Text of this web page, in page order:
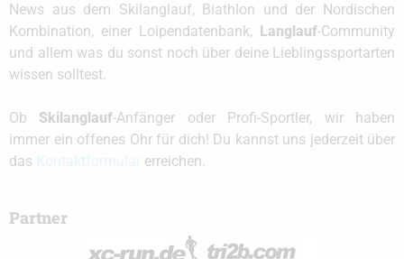
News aus dem Skilanglauf, Biathlon und der Nordischen
Kombination, einer Loipendatenbank, Langlauf-Community
und allem was du sonst noch über deine Lieblingssportarten
wissen solltest.
Ob Skilanglauf-Anfänger oder Profi-Sportler, wir haben
immer ein offenes Ohr für dich! Du kannst uns jederzeit über
das
erreichen.
Partner